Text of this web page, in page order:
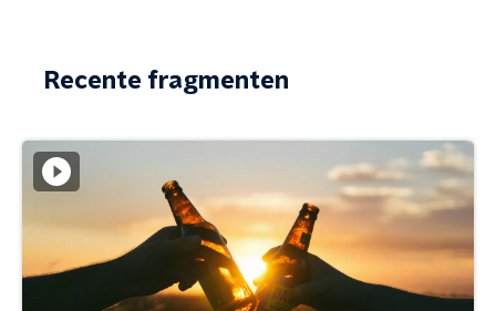
Recente fragmenten